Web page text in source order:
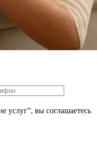
услуг”, вы соглашаетесь